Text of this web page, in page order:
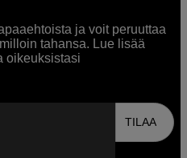
ja voit peruuttaa
tahansa. Lue lisää
oikeuksistasi
TILAA